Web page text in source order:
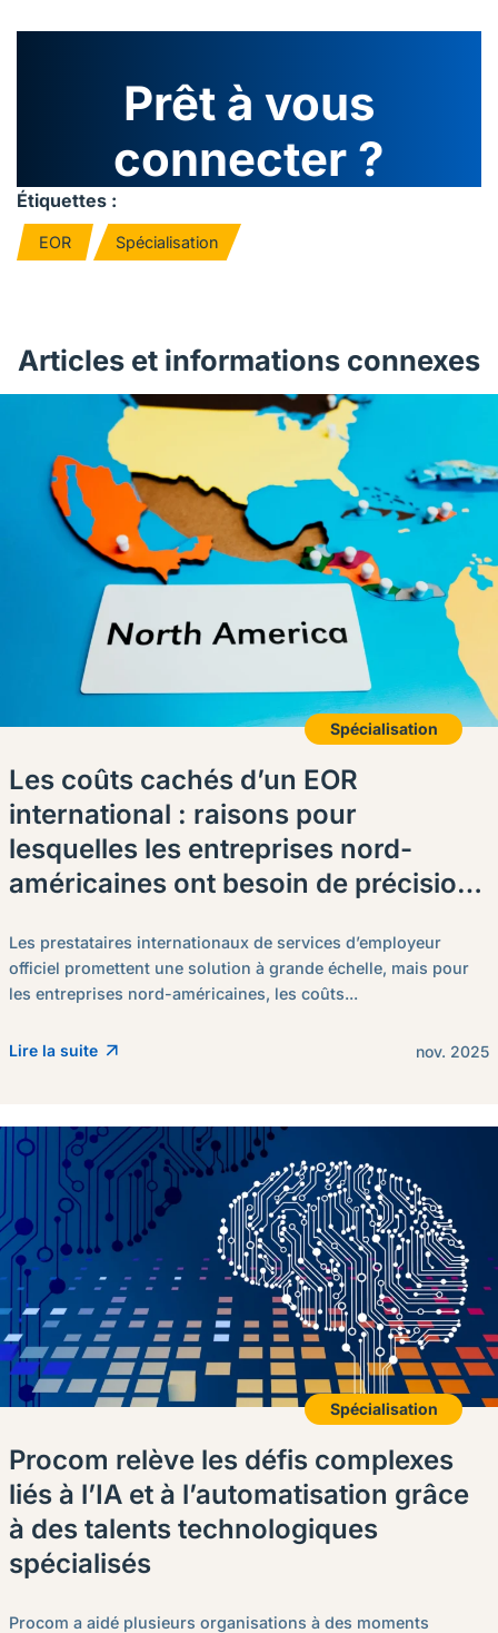
Prêt à vous
connecter ?
Étiquettes :
EOR Spécialisation
Articles et informations connexes
Spécialisation
Les coûts cachés d’un EOR
international : raisons pour
lesquelles les entreprises nord-
américaines ont besoin de précision
Les prestataires internationaux de services d’employeur
officiel promettent une solution à grande échelle, mais pour
les entreprises nord-américaines, les coûts...
Lire la suite nov. 2025
Spécialisation
Procom relève les défis complexes
liés à l’IA et à l’automatisation grâce
à des talents technologiques
spécialisés
Procom a aidé plusieurs organisations à des moments